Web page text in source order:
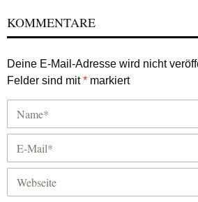
KOMMENTARE
Deine E-Mail-Adresse wird nicht
Felder sind mit* markiert